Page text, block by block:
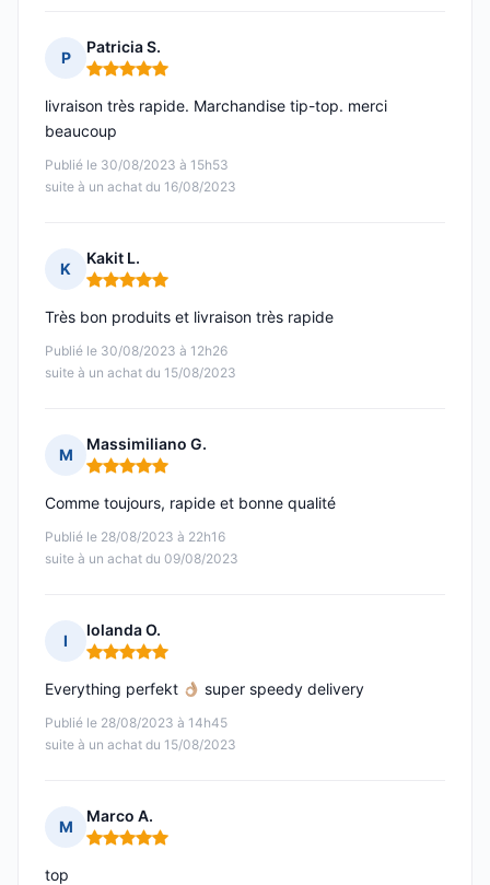
P
Patricia S.
Note : 5 sur 5
Publié le 30/08/2023 à 15h53
suite à un achat du 16/08/2023
livraison très rapide. Marchandise tip-top. merci
beaucoup
K
Kakit L.
Note : 5 sur 5
Publié le 30/08/2023 à 12h26
suite à un achat du 15/08/2023
Très bon produits et livraison très rapide
M
Massimiliano G.
Note : 5 sur 5
Publié le 28/08/2023 à 22h16
suite à un achat du 09/08/2023
Comme toujours, rapide et bonne qualité
I
Iolanda O.
Note : 5 sur 5
Publié le 28/08/2023 à 14h45
suite à un achat du 15/08/2023
Everything perfekt super speedy delivery
M
Marco A.
Note : 5 sur 5
top